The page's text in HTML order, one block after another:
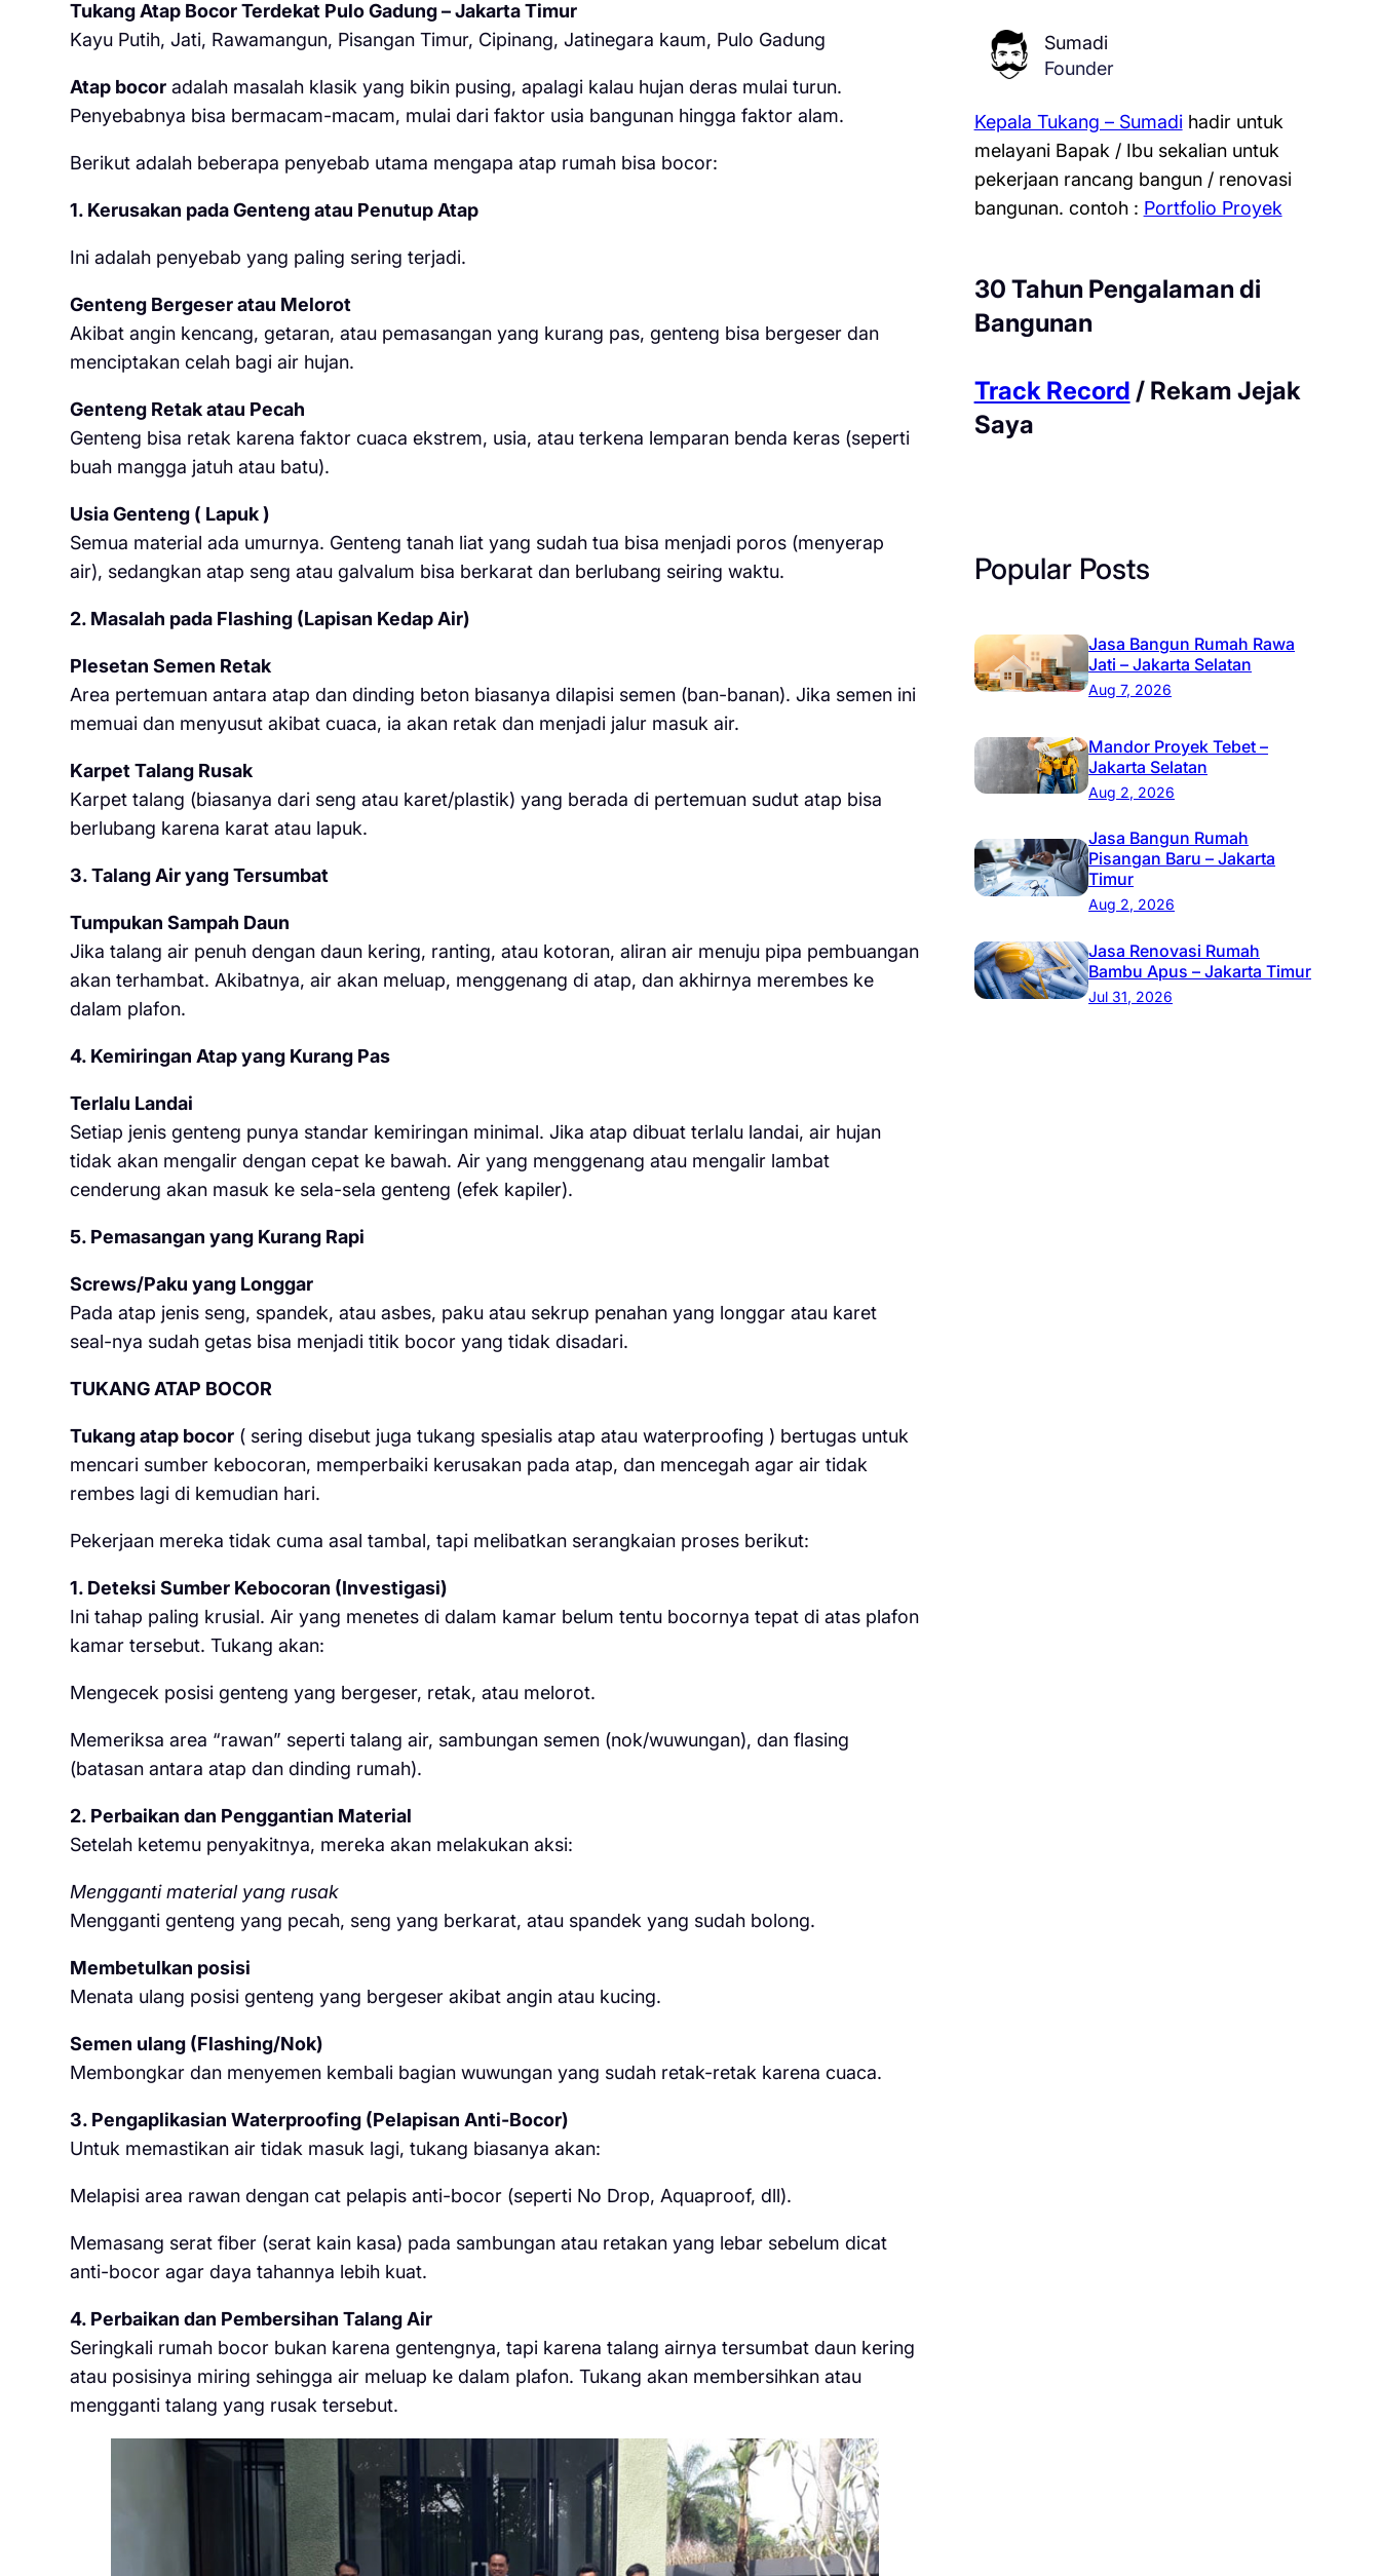
Tukang Atap Bocor Terdekat Pulo Gadung – Jakarta Timur
Kayu Putih, Jati, Rawamangun, Pisangan Timur, Cipinang, Jatinegara kaum, Pulo Gadung
Atap bocoradalah masalah klasik yang bikin pusing, apalagi kalau hujan deras mulai turun.
Penyebabnya bisa bermacam-macam, mulai dari faktor usia bangunan hingga faktor alam.
Berikut adalah beberapa penyebab utama mengapa atap rumah bisa bocor:
1. Kerusakan pada Genteng atau Penutup Atap
Ini adalah penyebab yang paling sering terjadi.
Genteng Bergeser atau Melorot
Akibat angin kencang, getaran, atau pemasangan yang kurang pas, genteng bisa bergeser dan
menciptakan celah bagi air hujan.
Genteng Retak atau Pecah
Genteng bisa retak karena faktor cuaca ekstrem, usia, atau terkena lemparan benda keras (seperti
buah mangga jatuh atau batu).
Usia Genteng ( Lapuk )
Semua material ada umurnya. Genteng tanah liat yang sudah tua bisa menjadi poros (menyerap
air), sedangkan atap seng atau galvalum bisa berkarat dan berlubang seiring waktu.
2. Masalah pada Flashing (Lapisan Kedap Air)
Plesetan Semen Retak
Area pertemuan antara atap dan dinding beton biasanya dilapisi semen (ban-banan). Jika semen ini
memuai dan menyusut akibat cuaca, ia akan retak dan menjadi jalur masuk air.
Karpet Talang Rusak
Karpet talang (biasanya dari seng atau karet/plastik) yang berada di pertemuan sudut atap bisa
berlubang karena karat atau lapuk.
3. Talang Air yang Tersumbat
Tumpukan Sampah Daun
Jika talang air penuh dengan daun kering, ranting, atau kotoran, aliran air menuju pipa pembuangan
akan terhambat. Akibatnya, air akan meluap, menggenang di atap, dan akhirnya merembes ke
dalam plafon.
4. Kemiringan Atap yang Kurang Pas
Terlalu Landai
Setiap jenis genteng punya standar kemiringan minimal. Jika atap dibuat terlalu landai, air hujan
tidak akan mengalir dengan cepat ke bawah. Air yang menggenang atau mengalir lambat
cenderung akan masuk ke sela-sela genteng (efek kapiler).
5. Pemasangan yang Kurang Rapi
Screws/Paku yang Longgar
Pada atap jenis seng, spandek, atau asbes, paku atau sekrup penahan yang longgar atau karet
seal-nya sudah getas bisa menjadi titik bocor yang tidak disadari.
TUKANG ATAP BOCOR
Tukang atap bocor( sering disebut juga tukang spesialis atap atau waterproofing ) bertugas untuk
mencari sumber kebocoran, memperbaiki kerusakan pada atap, dan mencegah agar air tidak
rembes lagi di kemudian hari.
Pekerjaan mereka tidak cuma asal tambal, tapi melibatkan serangkaian proses berikut:
1. Deteksi Sumber Kebocoran (Investigasi)
Ini tahap paling krusial. Air yang menetes di dalam kamar belum tentu bocornya tepat di atas plafon
kamar tersebut. Tukang akan:
Mengecek posisi genteng yang bergeser, retak, atau melorot.
Memeriksa area “rawan” seperti talang air, sambungan semen (nok/wuwungan), dan flasing
(batasan antara atap dan dinding rumah).
2. Perbaikan dan Penggantian Material
Setelah ketemu penyakitnya, mereka akan melakukan aksi:
Mengganti material yang rusak
Mengganti genteng yang pecah, seng yang berkarat, atau spandek yang sudah bolong.
Membetulkan posisi
Menata ulang posisi genteng yang bergeser akibat angin atau kucing.
Semen ulang (Flashing/Nok)
Membongkar dan menyemen kembali bagian wuwungan yang sudah retak-retak karena cuaca.
3. Pengaplikasian Waterproofing (Pelapisan Anti-Bocor)
Untuk memastikan air tidak masuk lagi, tukang biasanya akan:
Melapisi area rawan dengan cat pelapis anti-bocor (seperti No Drop, Aquaproof, dll).
Memasang serat fiber (serat kain kasa) pada sambungan atau retakan yang lebar sebelum dicat
anti-bocor agar daya tahannya lebih kuat.
4. Perbaikan dan Pembersihan Talang Air
Seringkali rumah bocor bukan karena gentengnya, tapi karena talang airnya tersumbat daun kering
atau posisinya miring sehingga air meluap ke dalam plafon. Tukang akan membersihkan atau
mengganti talang yang rusak tersebut.
Sumadi
Founder
Kepala Tukang – Sumadihadir untuk
melayani Bapak / Ibu sekalian untuk
pekerjaan rancang bangun / renovasi
bangunan. contoh : Portfolio Proyek
30 Tahun Pengalaman di
Bangunan
Track Record / Rekam Jejak
Saya
Popular Posts
Jasa Bangun Rumah Rawa
Jati – Jakarta Selatan
Aug 7, 2026
Mandor Proyek Tebet –
Jakarta Selatan
Aug 2, 2026
Jasa Bangun Rumah
Pisangan Baru – Jakarta
Timur
Aug 2, 2026
Jasa Renovasi Rumah
Bambu Apus – Jakarta Timur
Jul 31, 2026